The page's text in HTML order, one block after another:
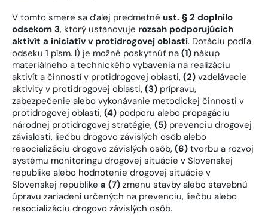
V tomto smere sa ďalej predmetné ust. § 2 doplnilo
odsekom 3, ktorý ustanovuje rozsah podporujúcich
aktivít a iniciatív v protidrogovej oblasti. Dotáciu podľa
odseku 1 písm. l) je možné poskytnúť na (1) nákup
materiálneho a technického vybavenia na realizáciu
aktivít a činností v protidrogovej oblasti, (2) vzdelávacie
aktivity v protidrogovej oblasti, (3) prípravu,
zabezpečenie alebo vykonávanie metodickej činnosti v
protidrogovej oblasti, (4) podporu alebo propagáciu
národnej protidrogovej stratégie, (5) prevenciu drogovej
závislosti, liečbu drogovo závislých osôb alebo
resocializáciu drogovo závislých osôb, (6) tvorbu a rozvoj
systému monitoringu drogovej situácie v Slovenskej
republike alebo hodnotenie drogovej situácie v
Slovenskej republike a (7) zmenu stavby alebo stavebnú
úpravu zariadení určených na prevenciu, liečbu alebo
resocializáciu drogovo závislých osôb.